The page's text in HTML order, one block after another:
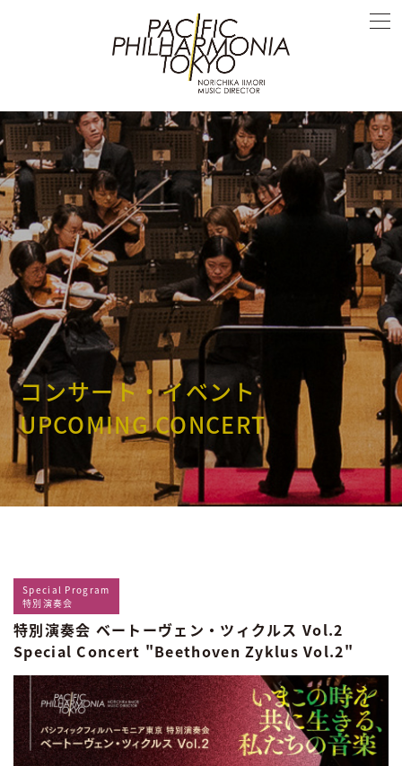
コンサート・イベント
UPCOMING CONCERT
Special Program
特別演奏会
特別演奏会 ベートーヴェン・ツィクルス Vol.2
Special Concert "Beethoven Zyklus Vol.2"